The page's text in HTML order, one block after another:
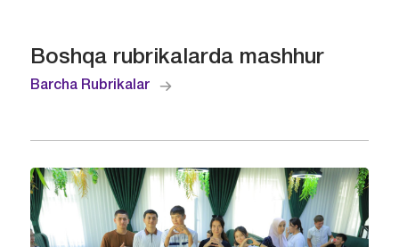
Boshqa rubrikalarda mashhur
Barcha Rubrikalar